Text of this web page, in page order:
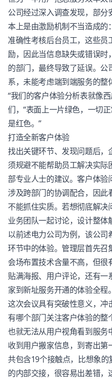
公司经过深入调查发现，部
本上是由激励机制不当造成的
准确性考核后台员工，这些员
励，因此当信息缺失或错误
的部门，最终导致了延误。公
系，未能考虑端到端服务的整
“我们的客户体验分析表就像
们，“表面上一片绿色，一切
是红色。”
打造全新客户体验
找出关键环节、发现问题后
须规避不能帮助员工解决实
部专业人士的建议。客户体验
涉及跨部门的协调配合，因
不能抓住实质。若想彻底解
业务团队一起讨论，设计整体
以前述电力公司为例，该公司
环节中的体验。管理层首先召
会场布置技术含量不高，但
贴满海报、用户评论，还有
家到新址服务开通的体验全程。
这次会议具有突破性意义，
有哪个部门关注客户体验的整
也就无法从用户视角看到服务
收到用户搬家信息，到寄出
共包含19个接触点，比想象
的内部交接，很容易出差错，